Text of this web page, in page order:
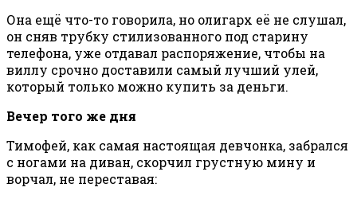
Она ещё что-то говорила, но олигарх её не слушал,
он сняв трубку стилизованного под старину
телефона, уже отдавал распоряжение, чтобы на
виллу срочно доставили самый лучший улей,
который только можно купить за деньги.
Вечер того же дня
Тимофей, как самая настоящая девчонка, забрался
с ногами на диван, скорчил грустную мину и
ворчал, не переставая: